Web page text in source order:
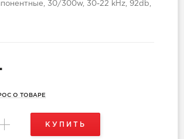
30/300w, 30-22 kHz, 92db,
О ТОВАРЕ
КУПИТЬ